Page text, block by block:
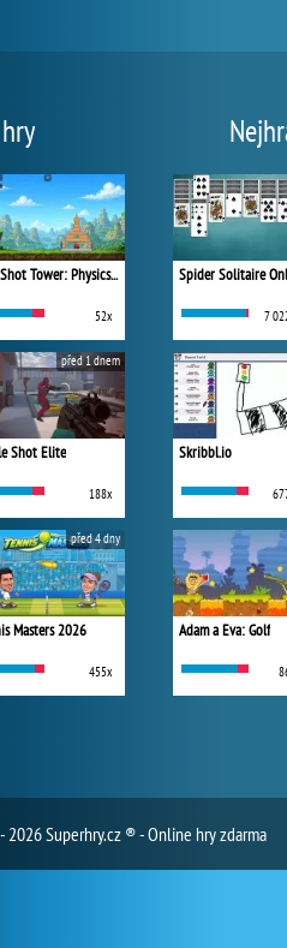
One Shot Tower: Physics Destroyer
52x
Shot Elite
188x
před 1 dnem
Masters 2026
455x
před 4 dny
Spider Solitaire
7
Skribbl.io
Adam a Eva: Golf
Superhry.cz ® - Online hry zdarma